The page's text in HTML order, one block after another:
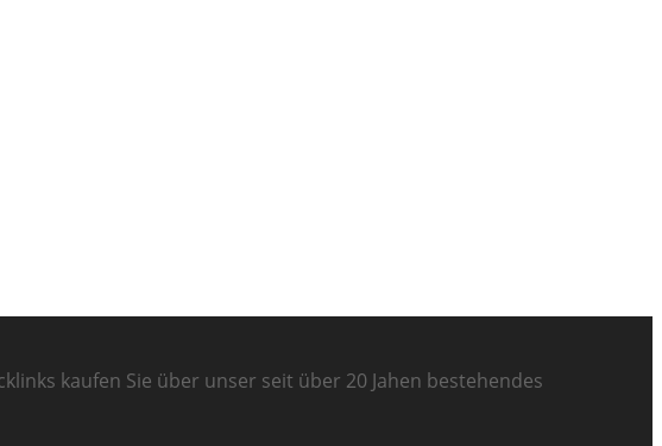
kaufen Sie über unser seit über 20 Jahen bestehendes